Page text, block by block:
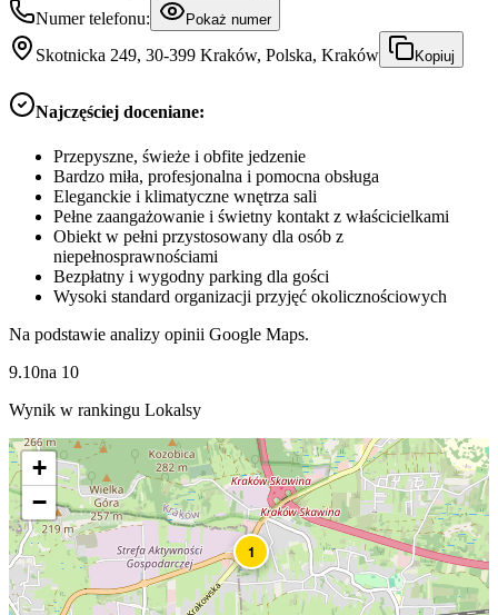
Numer telefonu: Pokaż numer
Skotnicka 249, 30-399 Kraków, Polska, Kraków Kopiuj
Najczęściej doceniane:
Przepyszne, świeże i obfite jedzenie
Bardzo miła, profesjonalna i pomocna obsługa
Eleganckie i klimatyczne wnętrza sali
Pełne zaangażowanie i świetny kontakt z właścicielkami
Obiekt w pełni przystosowany dla osób z
niepełnosprawnościami
Bezpłatny i wygodny parking dla gości
Wysoki standard organizacji przyjęć okolicznościowych
Na podstawie analizy opinii Google Maps.
9.10na 10
Wynik w rankingu Lokalsy
1
+
−